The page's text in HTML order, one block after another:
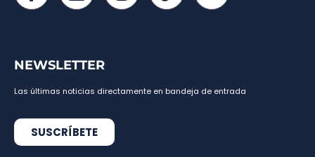
NEWSLETTER
Las últimas noticias directamente en bandeja de entrada
SUSCRÍBETE